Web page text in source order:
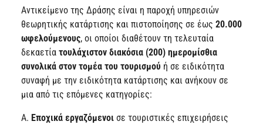
Αντικείμενο της Δράσης είναι η παροχή υπηρεσιών
θεωρητικής κατάρτισης και πιστοποίησης σε έως 20.000
ωφελούμενους, οι οποίοι διαθέτουν τη τελευταία
δεκαετία τουλάχιστον διακόσια (200) ημερομίσθια
συνολικά στον τομέα του τουρισμού ή σε ειδικότητα
συναφή με την ειδικότητα κατάρτισης και ανήκουν σε
μια από τις επόμενες κατηγορίες:
Α. Εποχικά εργαζόμενοι σε τουριστικές επιχειρήσεις